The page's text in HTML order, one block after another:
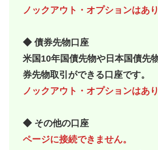
ノックアウト・オプションはあり
◆ 債券先物口座
米国10年国債先物や日本国債先
券先物取引ができる口座です。
ノックアウト・オプションはあり
◆ その他の口座
ページに接続できません。